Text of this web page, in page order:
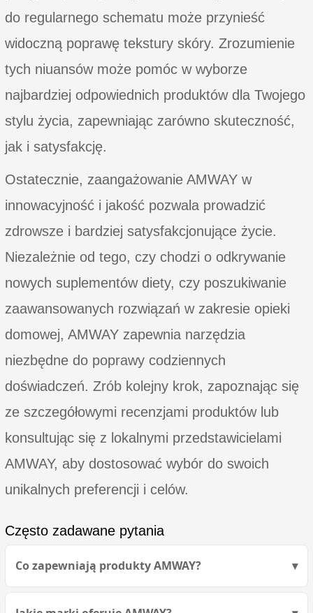
do regularnego schematu może przynieść
widoczną poprawę tekstury skóry. Zrozumienie
tych niuansów może pomóc w wyborze
najbardziej odpowiednich produktów dla Twojego
stylu życia, zapewniając zarówno skuteczność,
jak i satysfakcję.
Ostatecznie, zaangażowanie AMWAY w
innowacyjność i jakość pozwala prowadzić
zdrowsze i bardziej satysfakcjonujące życie.
Niezależnie od tego, czy chodzi o odkrywanie
nowych suplementów diety, czy poszukiwanie
zaawansowanych rozwiązań w zakresie opieki
domowej, AMWAY zapewnia narzędzia
niezbędne do poprawy codziennych
doświadczeń. Zrób kolejny krok, zapoznając się
ze szczegółowymi recenzjami produktów lub
konsultując się z lokalnymi przedstawicielami
AMWAY, aby dostosować wybór do swoich
unikalnych preferencji i celów.
Często zadawane pytania
Co zapewniają produkty AMWAY?